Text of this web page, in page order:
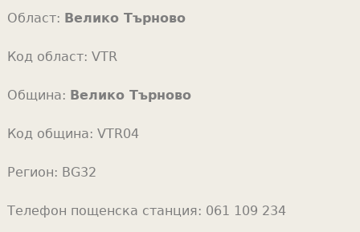
Област: Велико Търново
Код област: VTR
Община: Велико Търново
Код община: VTR04
Регион: BG32
Телефон пощенска станция: 061 109 234